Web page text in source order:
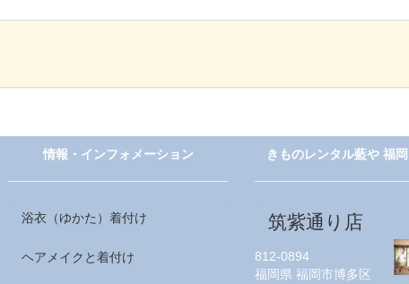
情報・インフォメーション
浴衣（ゆかた）着付け
ヘアメイクと着付け
きものレンタル藍や 福岡
筑紫通り店
812-0894
福岡県 福岡市博多区